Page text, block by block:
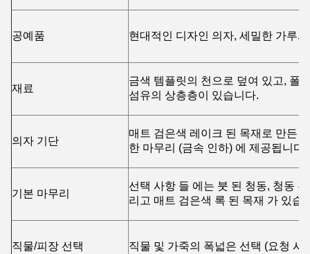
공예품 현대적인 디자인 의자, 세밀한 가루
재료
금색 템플릿의 천으로 덮여 있고, 폴
섬유의 상층층이 있습니다.
의자 기단
매트 검은색 레이크 된 목재로 만든
한 마무리 (금속 인하) 에 제공됩니다.
기본 마무리
선택 사항 들 에는 붓 된 청동, 청동
리고 매트 검은색 록 된 목재 가 있습
직물/피장 선택 직물 및 가죽의 폭넓은 선택 (요청 시